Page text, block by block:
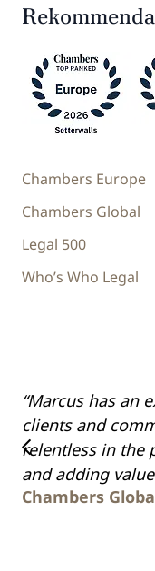
Chambers Europe
Chambers Global
Legal 500
Who’s Who Legal
“Marcus has an
clients and
relentless in the
and adding
Chambers